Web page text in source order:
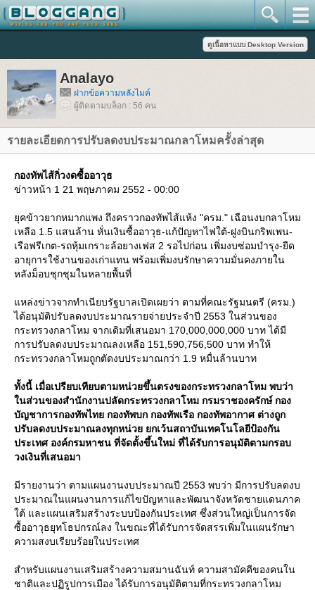
Analayo
ฝากข้อความหลังไมค์
ผู้ติดตามบล็อก : 56 คน
รายละเอียดการปรับลดงบประมาณกลาโหมครั้งล่าสุด
กองทัพไส้กิ่วงดซื้ออาวุธ
ข่าวหน้า 1 21 พฤษภาคม 2552 - 00:00
ุคข้าวยากหมากแพง ถึงคราวกองทัพไส้แห้ง "ครม." เฉือนงบกลาโหม
เหลือ 1.5 แสนล้าน หั่นเงินซื้ออาวุธ-แก้ปัญหาไฟใต้-ฝูงบินกริพเพน-
เรือฟรีเกต-รถหุ้มเกราะล้อยางเฟส 2 รอไปก่อน เพิ่มงบซ่อมบำรุง-ยืด
อายุการใช้งานของเก่าแทน พร้อมเพิ่มงบรักษาความมั่นคงภายใน
หลังม็อบชุกชุมในหลายพื้นที่
หล่งข่าวจากทำเนียบรัฐบาลเปิดเผยว่า ตามที่คณะรัฐมนตรี (ครม.)
ได้อนุมัติปรับลดงบประมาณรายจ่ายประจำปี 2553 ในส่วนของ
กระทรวงกลาโหม จากเดิมที่เสนอมา 170,000,000,000 บาท ได้มี
การปรับลดงบประมาณลงเหลือ 151,590,756,500 บาท ทำให้
กระทรวงกลาโหมถูกตัดงบประมาณกว่า 1.9 หมื่นล้านบาท
ทั้งนี้ เมื่อเปรียบเทียบตามหน่วยขึ้นตรงของกระทรวงกลาโหม พบว่า
นส่วนของสำนักงานปลัดกระทรวงกลาโหม กรมราชองครักษ์ กอง
บัญชาการกองทัพไทย กองทัพบก กองทัพเรือ กองทัพอากาศ ต่างถูก
ปรับลดงบประมาณลงทุกหน่วย ยกเว้นสถาบันเทคโนโลยีป้องกัน
ประเทศ องค์กรมหาชน ที่จัดตั้งขึ้นใหม่ ที่ได้รับการอนุมัติตามกรอบ
วงเงินที่เสนอมา
มีรายงานว่า ตามแผนงานงบประมาณปี 2553 พบว่า มีการปรับลดงบ
ประมาณในแผนงานการแก้ไขปัญหาและพัฒนาจังหวัดชายแดนภาค
ต้ และแผนเสริมสร้างระบบป้องกันประเทศ ซึ่งส่วนใหญ่เป็นการจัด
ซื้ออาวุธยุทโธปกรณ์ลง ในขณะที่ได้รับการจัดสรรเพิ่มในแผนรักษา
ความสงบเรียบร้อยในประเทศ
สำหรับแผนงานเสริมสร้างความสมานฉันท์ ความสามัคคีของคนใน
ชาติและปฏิรูปการเมือง ได้รับการอนุมัติตามที่กระทรวงกลาโหม